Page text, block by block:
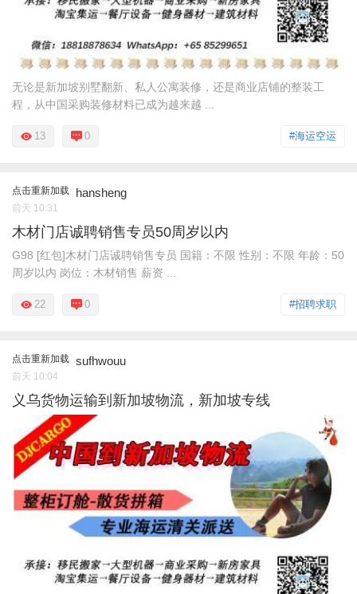
无论是新加坡别墅翻新、私人公寓装修，还是商业店铺的整装工
程，从中国采购装修材料已成为越来越 ...
#海运空运
13 0
点击重新加载 hansheng
前天 10:31
木材门店诚聘销售专员50周岁以内
G98 [红包]木材门店诚聘销售专员 国籍：不限 性别：不限 年龄：50
周岁以内 岗位：木材销售 薪资 ...
#招聘求职
22 0
点击重新加载 sufhwouu
前天 10:04
义乌货物运输到新加坡物流，新加坡专线